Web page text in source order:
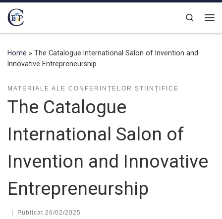
Skip to content Search
Home » The Catalogue International Salon of Invention and
Innovative Entrepreneurship
MATERIALE ALE CONFERINȚELOR ȘTIINȚIFICE
The Catalogue
International Salon of
Invention and Innovative
Entrepreneurship
| Publicat 26/02/2025